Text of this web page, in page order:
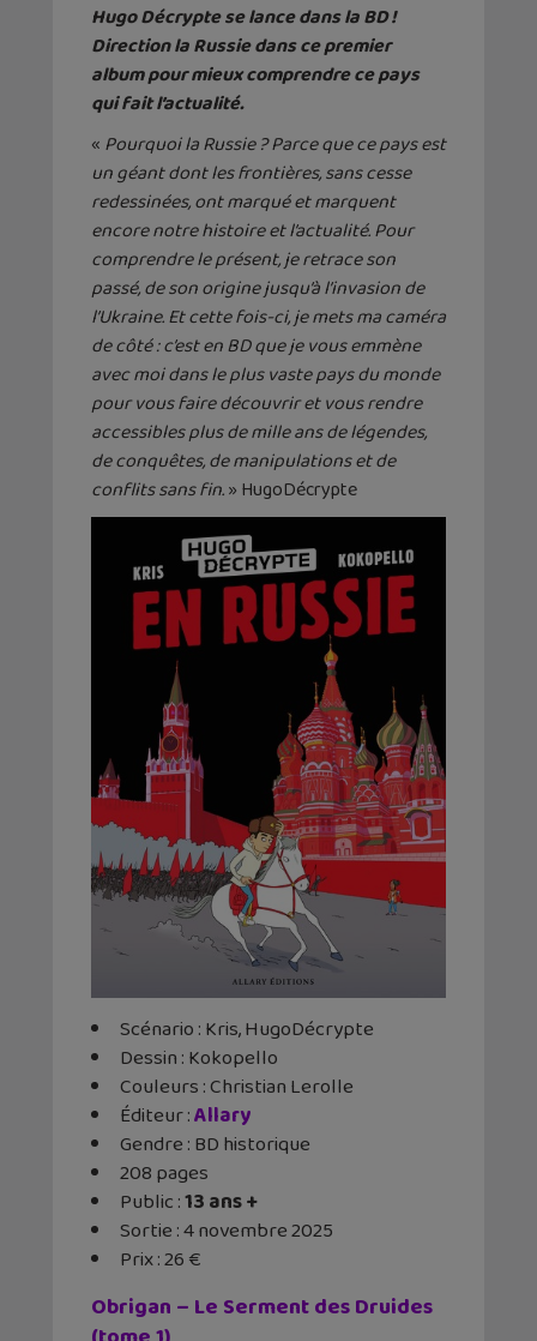
Hugo Décrypte se lance dans la BD !
Direction la Russie dans ce premier
album pour mieux comprendre ce pays
qui fait l’actualité.
« Pourquoi la Russie ? Parce que ce pays est
un géant dont les frontières, sans cesse
redessinées, ont marqué et marquent
encore notre histoire et l’actualité. Pour
comprendre le présent, je retrace son
passé, de son origine jusqu’à l’invasion de
l’Ukraine. Et cette fois-ci, je mets ma caméra
de côté : c’est en BD que je vous emmène
avec moi dans le plus vaste pays du monde
pour vous faire découvrir et vous rendre
accessibles plus de mille ans de légendes,
de conquêtes, de manipulations et de
conflits sans fin.» HugoDécrypte
Scénario : Kris, HugoDécrypte
Dessin : Kokopello
Couleurs : Christian Lerolle
Éditeur ‏:Allary
Gendre : BD historique
208 pages
Public :13 ans +
Sortie : 4 novembre 2025
Prix : 26 €
Obrigan – Le Serment des Druides